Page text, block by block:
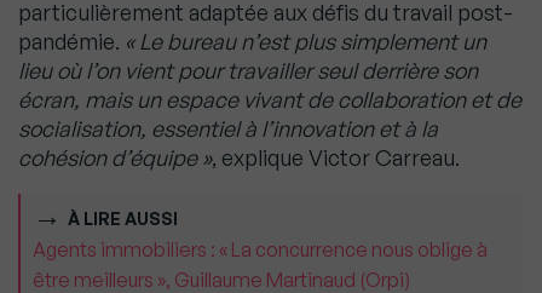
particulièrement adaptée aux défis du travail post-
pandémie. « Le bureau n’est plus simplement un
lieu où l’on vient pour travailler seul derrière son
écran, mais un espace vivant de collaboration et de
socialisation, essentiel à l’innovation et à la
cohésion d’équipe », explique Victor Carreau.
À LIRE AUSSI
Agents immobiliers : « La concurrence nous oblige à
être meilleurs », Guillaume Martinaud (Orpi)